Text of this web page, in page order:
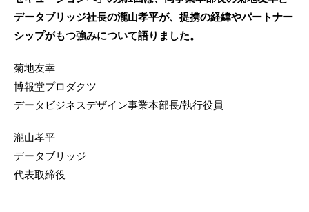
データブリッジ社長の瀧山孝平が、提携の経緯やパートナー
シップがもつ強みについて語りました。
菊地友幸
博報堂プロダクツ
データビジネスデザイン事業本部長/執行役員
瀧山孝平
データブリッジ
代表取締役